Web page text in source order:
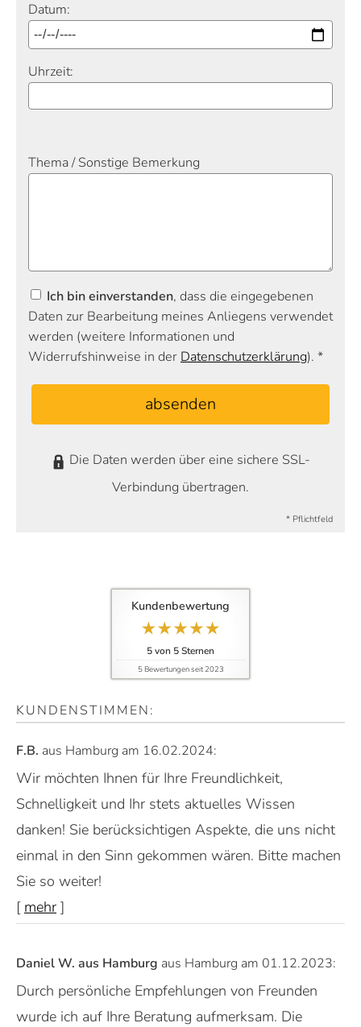
Datum:
Uhrzeit:
Thema / Sonstige Bemerkung
Ich bin einverstanden, dass die eingegebenen
Daten zur Bearbeitung meines Anliegens verwendet
werden (weitere Informationen und
Widerrufshinweise in der Datenschutzerklärung). *
absenden
Die Daten werden über eine sichere SSL-
Verbindung übertragen.
* Pflichtfeld
Kundenbewertung
5von 5Sternen
5Bewertungen seit 2023
KUNDENSTIMMEN:
F.B. aus Hamburg am 16.02.2024:
Wir möchten Ihnen für Ihre Freundlichkeit,
Schnelligkeit und Ihr stets aktuelles Wissen
danken! Sie berücksichtigen Aspekte, die uns nicht
einmal in den Sinn gekommen wären. Bitte machen
Sie so weiter!
[ mehr ]
Daniel W. aus Hamburg aus Hamburg am 01.12.2023:
Durch persönliche Empfehlungen von Freunden
wurde ich auf Ihre Beratung aufmerksam. Die